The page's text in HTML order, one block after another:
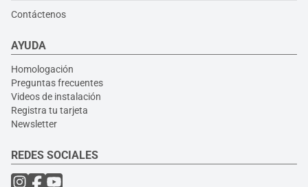
Contáctenos
AYUDA
Homologación
Preguntas frecuentes
Videos de instalación
Registra tu tarjeta
Newsletter
REDES SOCIALES